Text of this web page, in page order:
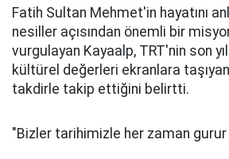
Fatih Sultan Mehmet'in hayatını
nesiller açısından önemli bir
vurgulayan Kayaalp, TRT'nin son
kültürel değerleri ekranlara
takdirle takip ettiğini belirtti.
"Bizler tarihimizle her zaman gurur